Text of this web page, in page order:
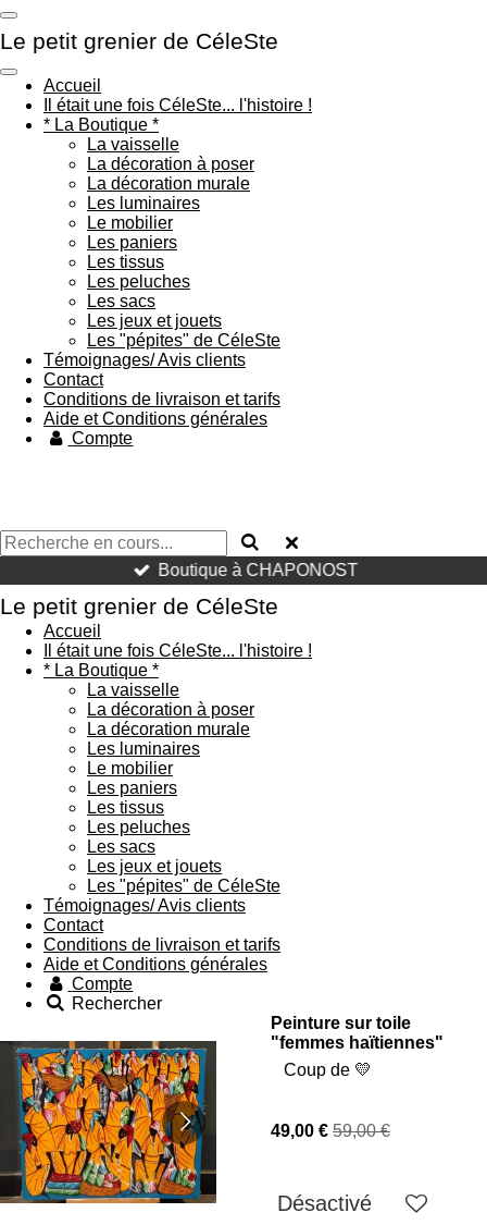
Passer
au
contenu
principal
Le petit grenier de CéleSte
Accueil
Il était une fois CéleSte... l'histoire !
* La Boutique *
La vaisselle
La décoration à poser
La décoration murale
Les luminaires
Le mobilier
Les paniers
Les tissus
Les peluches
Les sacs
Les jeux et jouets
Les "pépites" de CéleSte
Témoignages/ Avis clients
Contact
Conditions de livraison et tarifs
Aide et Conditions générales
Compte
Boutique à CHAPONOST
Le petit grenier de CéleSte
Accueil
Il était une fois CéleSte... l'histoire !
* La Boutique *
La vaisselle
La décoration à poser
La décoration murale
Les luminaires
Le mobilier
Les paniers
Les tissus
Les peluches
Les sacs
Les jeux et jouets
Les "pépites" de CéleSte
Témoignages/ Avis clients
Contact
Conditions de livraison et tarifs
Aide et Conditions générales
Compte
Rechercher
Peinture sur toile
"femmes haïtiennes"
Coup de 💛
49,00 € 59,00 €
Désactivé